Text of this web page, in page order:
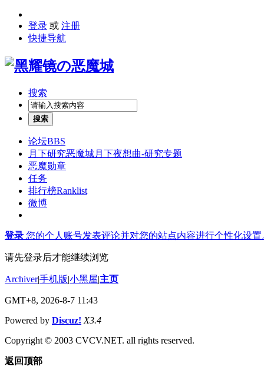
登录 或 注册
快捷导航
搜索
搜索
论坛BBS
月下研究恶魔城月下夜想曲-研究专题
恶魔勋章
任务
排行榜Ranklist
微博
登录 您的个人账号发表评论并对您的站点内容进行个性化设置
请先登录后才能继续浏览
Archiver|手机版|小黑屋|主页
GMT+8, 2026-8-7 11:43
Powered by Discuz! X3.4
Copyright © 2003 CVCV.NET. all rights reserved.
返回顶部